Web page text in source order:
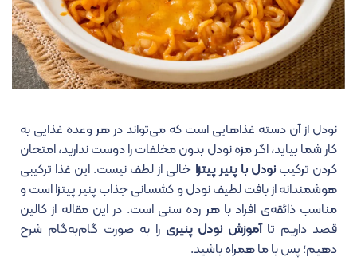
نودل از آن دسته غذاهایی است که می‌تواند در هر وعده غذایی به
کار شما بیاید، اگر مزه نودل بدون مخلفات را دوست ندارید، امتحان
کردن ترکیبنودل با پنیر پیتزا خالی از لطف نیست. این غذا ترکیبی
هوشمندانه از بافت لطیف نودل و کشسانی جذاب پنیر پیتزا است و
مناسب ذائقه‌ی افراد با هر رده سنی است. در این مقاله از کالین
قصد داریم تاآموزش نودل پنیری را به صورت گام‌به‌گام شرح
دهیم؛ پس با ما همراه باشید.